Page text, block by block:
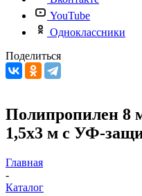
YouTube
Одноклассники
Поделиться
Полипропилен 8
1,5х3 м с УФ-
Главная
-
Каталог